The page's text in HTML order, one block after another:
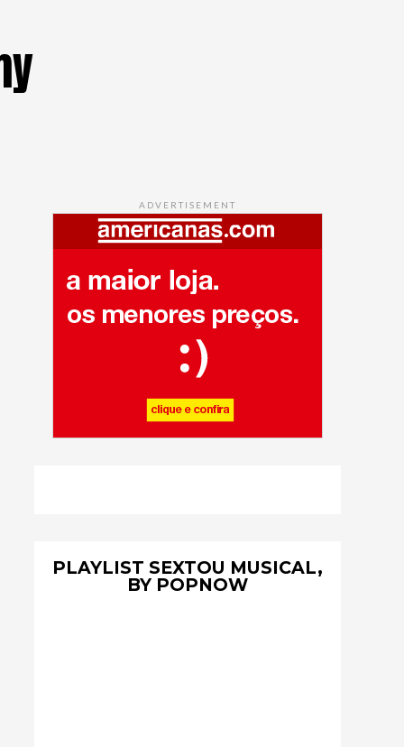
ADVERTISEMENT
PLAYLIST SEXTOU MUSICAL,
BY POPNOW